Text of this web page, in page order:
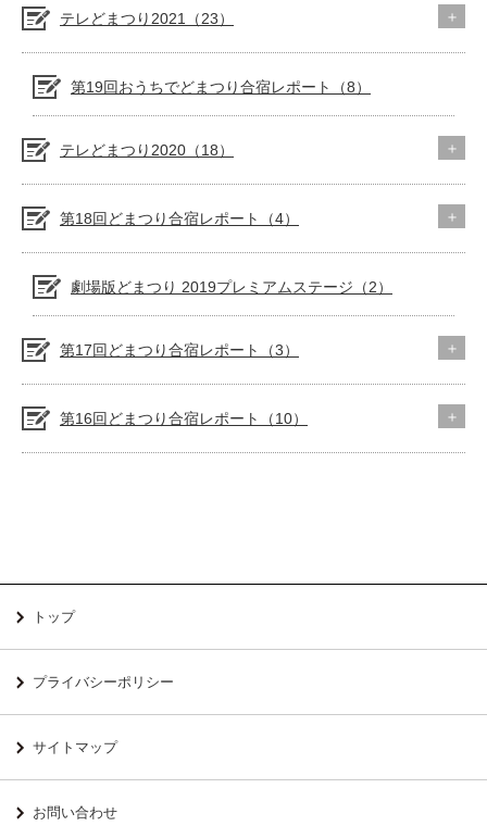
テレどまつり2021（23）
第19回おうちでどまつり合宿レポート（8）
テレどまつり2020（18）
第18回どまつり合宿レポート（4）
劇場版どまつり 2019プレミアムステージ（2）
第17回どまつり合宿レポート（3）
第16回どまつり合宿レポート（10）
トップ
プライバシーポリシー
サイトマップ
お問い合わせ